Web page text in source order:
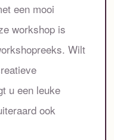
een mooi
workshop is
Wilt
u een leuke
ook